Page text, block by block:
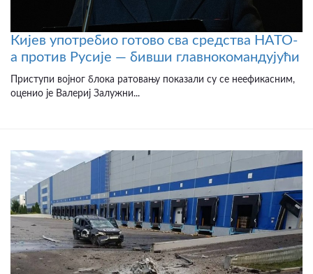
Кијев употребио готово сва средства НАТО-
а против Русије — бивши главнокомандујући
Приступи војног блока ратовању показали су се неефикасним,
оценио је Валериј Залужни...